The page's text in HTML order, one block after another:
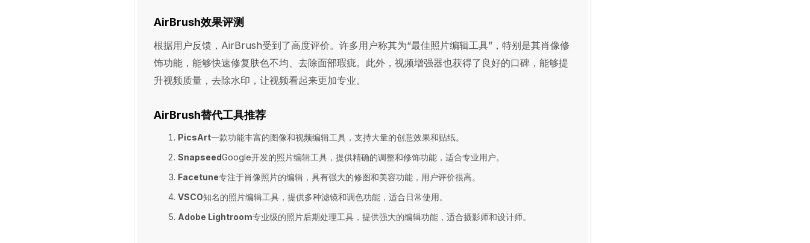
AirBrush效果评测
根据用户反馈，AirBrush受到了高度评价。许多用户称其为“最佳照片编辑工具”，特别是其肖像修
饰功能，能够快速修复肤色不均、去除面部瑕疵。此外，视频增强器也获得了良好的口碑，能够提
升视频质量，去除水印，让视频看起来更加专业。
AirBrush替代工具推荐
PicsArt一款功能丰富的图像和视频编辑工具，支持大量的创意效果和贴纸。
SnapseedGoogle开发的照片编辑工具，提供精确的调整和修饰功能，适合专业用户。
Facetune专注于肖像照片的编辑，具有强大的修图和美容功能，用户评价很高。
VSCO知名的照片编辑工具，提供多种滤镜和调色功能，适合日常使用。
Adobe Lightroom专业级的照片后期处理工具，提供强大的编辑功能，适合摄影师和设计师。